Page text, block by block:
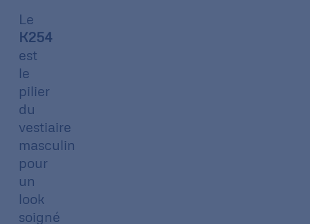
Le
K254
est
le
pilier
du
vestiaire
masculin
pour
un
look
soigné